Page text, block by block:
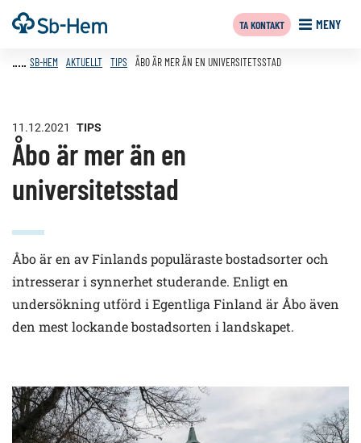
Till
innehållet
Framsida MENY
TA KONTAKT
SB-HEM AKTUELLT TIPS ÅBO ÄR MER ÄN EN UNIVERSITETSSTAD
11.12.2021 TIPS
Åbo är mer än en
universitetsstad
Åbo är en av Finlands populäraste bostadsorter och
intresserar i synnerhet studerande. Enligt en
undersökning utförd i Egentliga Finland är Åbo även
den mest lockande bostadsorten i landskapet.